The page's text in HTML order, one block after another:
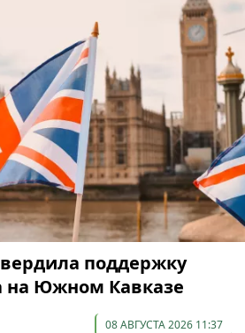
поддержку
на Южном Кавказе
08 АВГУСТА 2026 11:37